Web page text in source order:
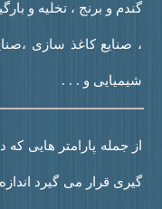
و برنج ، تخلیه و
صنایع کاغذ سازی
و . . .
جمله پارامتر هایی که در
قرار می گیرد اندازه